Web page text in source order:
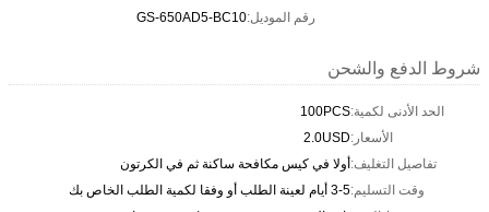
رقم الموديل:GS-650AD5-BC10
شروط الدفع والشحن
الحد الأدنى لكمية:100PCS
الأسعار:2.0USD
تفاصيل التغليف:أولا في كيس مكافحة ساكنة ثم في الكرتون
وقت التسليم:3-5 أيام لعينة الطلب أو وفقا لكمية الطلب الخاص بك